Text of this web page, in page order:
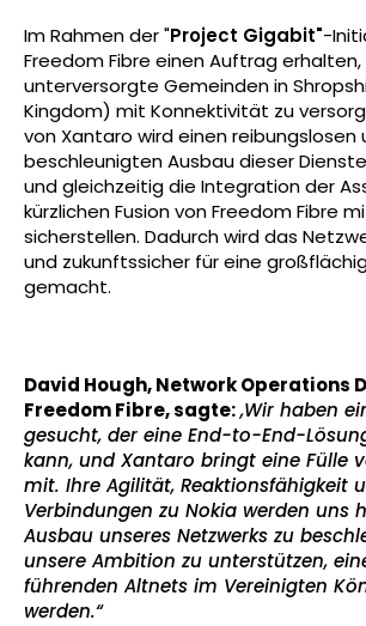
Im Rahmen der "Project Gigabit"-
Freedom Fibre einen Auftrag
unterversorgte Gemeinden in
Kingdom) mit Konnektivität zu
von Xantaro wird einen reibungslosen
beschleunigten Ausbau dieser
und gleichzeitig die Integration der
kürzlichen Fusion von Freedom Fibre
sicherstellen. Dadurch wird das
und zukunftssicher für eine
gemacht.
David Hough, Network Operations
Freedom Fibre, sagte:„Wir haben
gesucht, der eine End-to-End-
kann, und Xantaro bringt eine Fülle
mit. Ihre Agilität, Reaktionsfähigkeit
Verbindungen zu Nokia werden uns
Ausbau unseres Netzwerks zu
unsere Ambition zu unterstützen,
führenden Altnets im Vereinigten
werden.“